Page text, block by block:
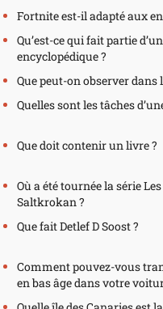
Fortnite est-il adapté aux
Qu’est-ce qui fait partie
encyclopédique ?
Que peut-on observer dans
Quelles sont les tâches
Que doit contenir un livre ?
Où a été tournée la série
Saltkrokan ?
Que fait Detlef D Soost ?
Comment pouvez-vous
en bas âge dans votre